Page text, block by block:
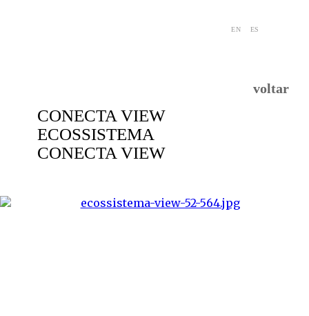
EN ES
voltar
CONECTA VIEW
ECOSSISTEMA
CONECTA VIEW